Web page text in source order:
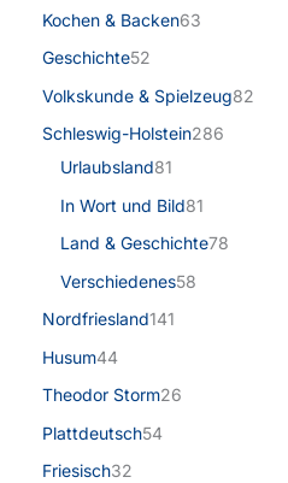
Kochen & Backen63
Geschichte52
Volkskunde & Spielzeug82
Schleswig-Holstein286
Urlaubsland81
In Wort und Bild81
Land & Geschichte78
Verschiedenes58
Nordfriesland141
Husum44
Theodor Storm26
Plattdeutsch54
Friesisch32